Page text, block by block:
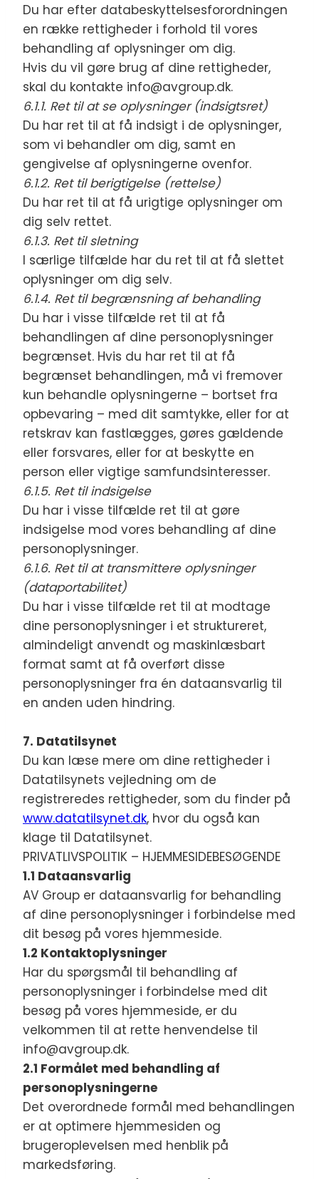
Du har efter databeskyttelsesforordningen
en række rettigheder i forhold til vores
behandling af oplysninger om dig.
Hvis du vil gøre brug af dine rettigheder,
skal du kontakte info@avgroup.dk.
6.1.1. Ret til at se oplysninger (indsigtsret)
Du har ret til at få indsigt i de oplysninger,
som vi behandler om dig, samt en
gengivelse af oplysningerne ovenfor.
6.1.2. Ret til berigtigelse (rettelse)
Du har ret til at få urigtige oplysninger om
dig selv rettet.
6.1.3. Ret til sletning
I særlige tilfælde har du ret til at få slettet
oplysninger om dig selv.
6.1.4. Ret til begrænsning af behandling
Du har i visse tilfælde ret til at få
behandlingen af dine personoplysninger
begrænset. Hvis du har ret til at få
begrænset behandlingen, må vi fremover
kun behandle oplysningerne – bortset fra
opbevaring – med dit samtykke, eller for at
retskrav kan fastlægges, gøres gældende
eller forsvares, eller for at beskytte en
person eller vigtige samfundsinteresser.
6.1.5. Ret til indsigelse
Du har i visse tilfælde ret til at gøre
indsigelse mod vores behandling af dine
personoplysninger.
6.1.6. Ret til at transmittere oplysninger
(dataportabilitet)
Du har i visse tilfælde ret til at modtage
dine personoplysninger i et struktureret,
almindeligt anvendt og maskinlæsbart
format samt at få overført disse
personoplysninger fra én dataansvarlig til
en anden uden hindring.
7. Datatilsynet
Du kan læse mere om dine rettigheder i
Datatilsynets vejledning om de
registreredes rettigheder, som du finder på
www.datatilsynet.dk, hvor du også kan
klage til Datatilsynet.
PRIVATLIVSPOLITIK – HJEMMESIDEBESØGENDE
1.1 Dataansvarlig
AV Group er dataansvarlig for behandling
af dine personoplysninger i forbindelse med
dit besøg på vores hjemmeside.
1.2 Kontaktoplysninger
Har du spørgsmål til behandling af
personoplysninger i forbindelse med dit
besøg på vores hjemmeside, er du
velkommen til at rette henvendelse til
info@avgroup.dk.
2.1 Formålet med behandling af
personoplysningerne
Det overordnede formål med behandlingen
er at optimere hjemmesiden og
brugeroplevelsen med henblik på
markedsføring.